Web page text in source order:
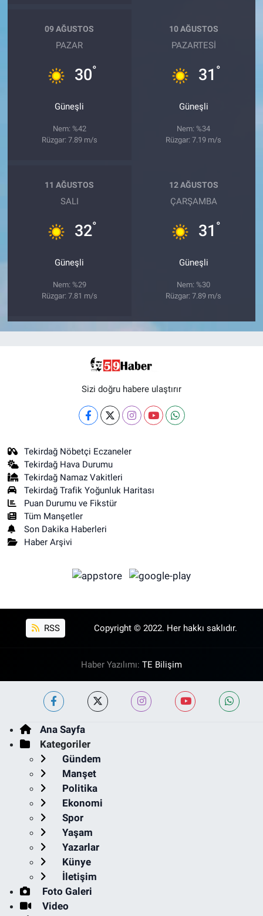
09 AĞUSTOS
PAZAR
30°
Güneşli
Nem: %42
Rüzgar: 7.89 m/s
10 AĞUSTOS
PAZARTESI
31 °
Güneşli
Nem: %34
Rüzgar: 7.19 m/s
11 AĞUSTOS
SALI
32°
Güneşli
Nem: %29
Rüzgar: 7.81 m/s
12 AĞUSTOS
ÇARŞAMBA
31 °
Güneşli
Nem: %30
Rüzgar: 7.89 m/s
Sizi doğru habere ulaştırır
Tekirdağ Nöbetçi Eczaneler
Tekirdağ Hava Durumu
Tekirdağ Namaz Vakitleri
Tekirdağ Trafik Yoğunluk Haritası
Puan Durumu ve Fikstür
Tüm Manşetler
Son Dakika Haberleri
Haber Arşivi
RSS Copyright © 2022. Her hakkı saklıdır.
Haber Yazılımı: TE Bilişim
Ana Sayfa
Kategoriler
Gündem
Manşet
Politika
Ekonomi
Spor
Yaşam
Yazarlar
Künye
İletişim
Foto Galeri
Video